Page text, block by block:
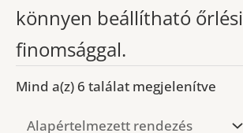
könnyen beállítható őrlési
finomsággal.
Mind a(z) 6 találat megjelenítve